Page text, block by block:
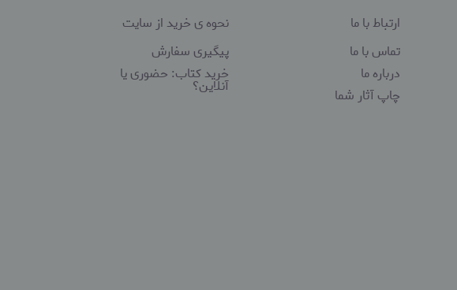
ارتباط با ما
تماس با ما
درباره ما
چاپ آثار شما
نحوه ی خرید از سایت
پیگیری سفارش
خرید کتاب: حضوری یا
آنلاین؟